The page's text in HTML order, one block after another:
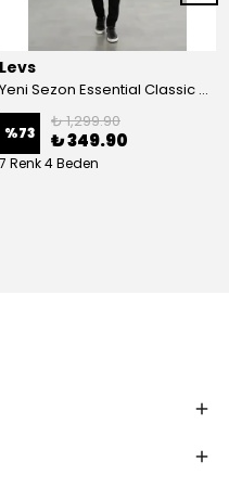
Levs
Yeni Sezon Essential Classic Mini Logo Basic T-shirt
%73
₺ 1,299.90
₺ 349.90
7 Renk 4 Beden